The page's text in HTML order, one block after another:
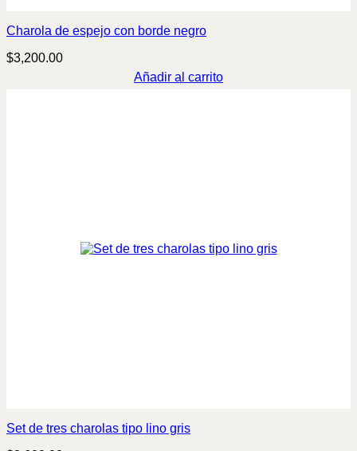
Charola de espejo con borde negro
$3,200.00
Añadir al carrito
Set de tres charolas tipo lino gris